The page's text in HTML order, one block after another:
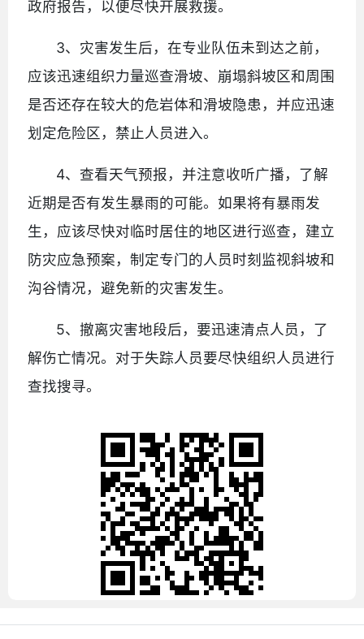
政府报告，以便尽快开展救援。
3、灾害发生后，在专业队伍未到达之前，
应该迅速组织力量巡查滑坡、崩塌斜坡区和周围
是否还存在较大的危岩体和滑坡隐患，并应迅速
划定危险区，禁止人员进入。
4、查看天气预报，并注意收听广播，了解
近期是否有发生暴雨的可能。如果将有暴雨发
生，应该尽快对临时居住的地区进行巡查，建立
防灾应急预案，制定专门的人员时刻监视斜坡和
沟谷情况，避免新的灾害发生。
5、撤离灾害地段后，要迅速清点人员，了
解伤亡情况。对于失踪人员要尽快组织人员进行
查找搜寻。